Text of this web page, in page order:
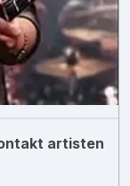
artisten